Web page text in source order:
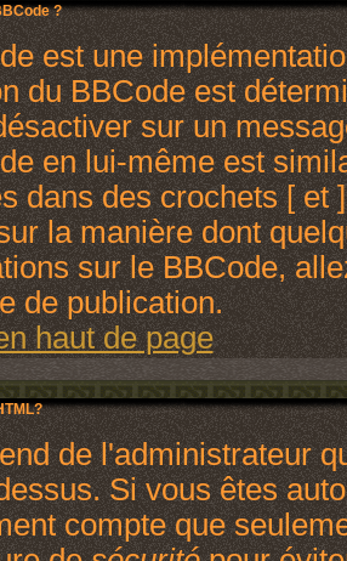
?
est une
du BBCode est
sur un
en lui-même est
dans des crochets [ et
la manière dont
sur le BBCode,
de publication.
haut de page
de l'administrateur
Si vous êtes
compte que